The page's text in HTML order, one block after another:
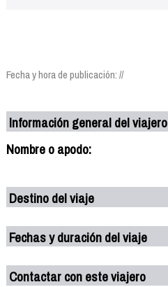
Fecha y hora de publicación: //
Información general del viajero
Nombre o apodo:
Destino del viaje
Fechas y duración del viaje
Contactar con este viajero